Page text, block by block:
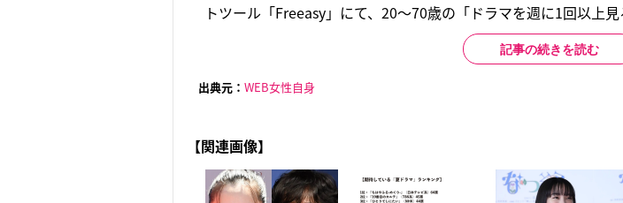
トツール「Freeasy」にて、20～70歳の「ドラマを週に1回以上
記事の続きを読む
出典元： WEB女性自身
【関連画像】